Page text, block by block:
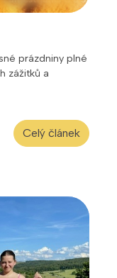
prázdniny plné
zážitků a
Celý článek